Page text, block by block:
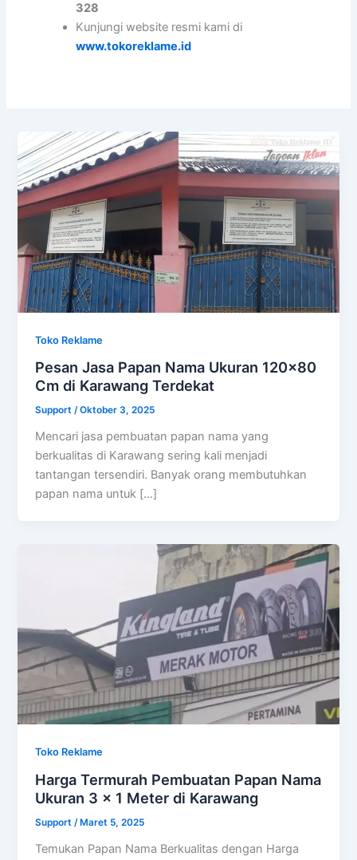
328
Kunjungi website resmi kami di
www.tokoreklame.id
Toko Reklame
Pesan Jasa Papan Nama Ukuran 120×80
Cm di Karawang Terdekat
Support/Oktober 3, 2025
Mencari jasa pembuatan papan nama yang
berkualitas di Karawang sering kali menjadi
tantangan tersendiri. Banyak orang membutuhkan
papan nama untuk […]
Toko Reklame
Harga Termurah Pembuatan Papan Nama
Ukuran 3 x 1 Meter di Karawang
Support/ Maret 5, 2025
Temukan Papan Nama Berkualitas dengan Harga